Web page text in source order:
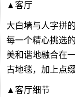
▲客厅
大白墙与人字拼
每一个精心挑选
美和谐地融合在
古地毯，加上点
▲客厅细节